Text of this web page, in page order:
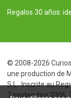
Regalos 30 años:
© 2008-2026
une production de
S.L.. Inscrite au
7 septembre 2006.